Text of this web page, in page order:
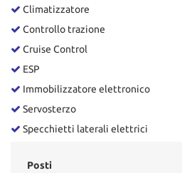
Climatizzatore
Controllo trazione
Cruise Control
ESP
Immobilizzatore elettronico
Servosterzo
Specchietti laterali elettrici
Posti
Cookie per il
Cookie analitici
Leggi
la
policy